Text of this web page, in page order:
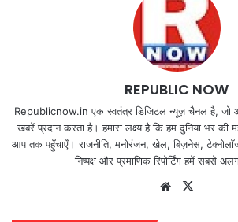
REPUBLIC NOW
Republicnow.in एक स्वतंत्र डिजिटल न्यूज़ चैनल है,
खबरें प्रदान करता है। हमारा लक्ष्य है कि हम दुनिया भर की
आप तक पहुँचाएँ। राजनीति, मनोरंजन, खेल, बिज़नेस,
निष्पक्ष और प्रमाणिक रिपोर्टिंग हमें सबसे
Website